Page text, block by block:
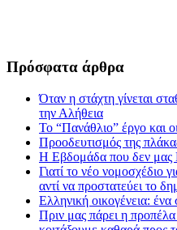
Πρόσφατα άρθρα
Όταν η στάχτη γίνεται
την Αλήθεια
Το “Πανάθλιο” έργο και
Προοδευτισμός της
Η Εβδομάδα που δεν
Γιατί το νέο νομοσχέδιο
αντί να προστατεύει το
Ελληνική οικογένεια:
Πριν μας πάρει η προπέλα